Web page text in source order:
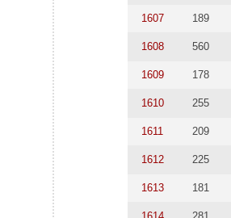
1607 189
1608 560
1609 178
1610 255
1611 209
1612 225
1613 181